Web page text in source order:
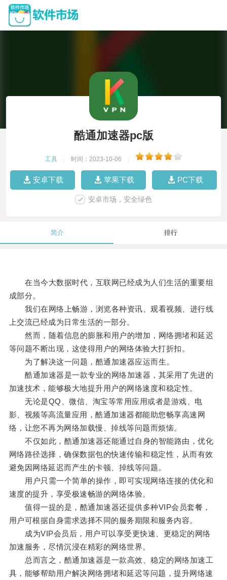
酷通加速器pc版
工具 时间：2023-10-06
安卓下载 苹果下载 PC下载
安卓市场，安全绿色
简介 排行
在当今大数据时代，互联网已经成为人们生活的重要组
成部分。
我们在网络上畅游，浏览各种资讯、观看视频、进行线
上交流已经成为日常生活的一部分。
然而，随着信息的膨胀和用户的增加，网络拥堵和延迟
等问题不断出现，这使得用户的网络体验大打折扣。
为了解决这一问题，酷通加速器应运而生。
酷通加速器是一款专业的网络加速器，其采用了先进的
加速技术，能够极大地提升用户的网络速度和稳定性。
无论是QQ、微信、淘宝等常用应用或者是游戏、电
影、视频等高流量应用，酷通加速器都能助您畅享高速网
络，让您不再为网络加载慢、掉线等问题而烦恼。
不仅如此，酷通加速器还能通过自身的智能路由，优化
网络路径选择，确保数据包的快速传输和稳定性，从而有效
避免因网络延迟而产生的卡顿、掉线等问题。
用户只需一个简单的操作，即可实现网络连接的优化和
速度的提升，享受极速畅游的网络体验。
值得一提的是，酷通加速器还提供多种VIP会员套餐，
用户可根据自身需求选择不同的服务期限和服务内容。
成为VIP会员后，用户可以享受更快速、更稳定的网络
加速服务，尽情沉浸在精彩的网络世界。
总而言之，酷通加速器是一款高效、稳定的网络加速工
具，能够帮助用户解决网络拥堵和延迟等问题，提升网络速